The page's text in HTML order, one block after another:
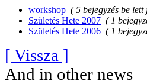
workshop ( 5 bejegyzés be lett
Születés Hete 2007 ( 1
Születés Hete 2006 ( 1
[ Vissza ]
And in other news